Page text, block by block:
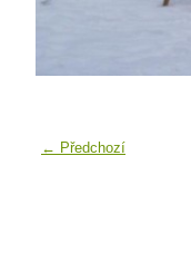
← Předchozí